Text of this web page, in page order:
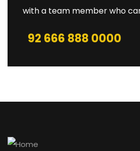
with a team member who
92 666 888 0000